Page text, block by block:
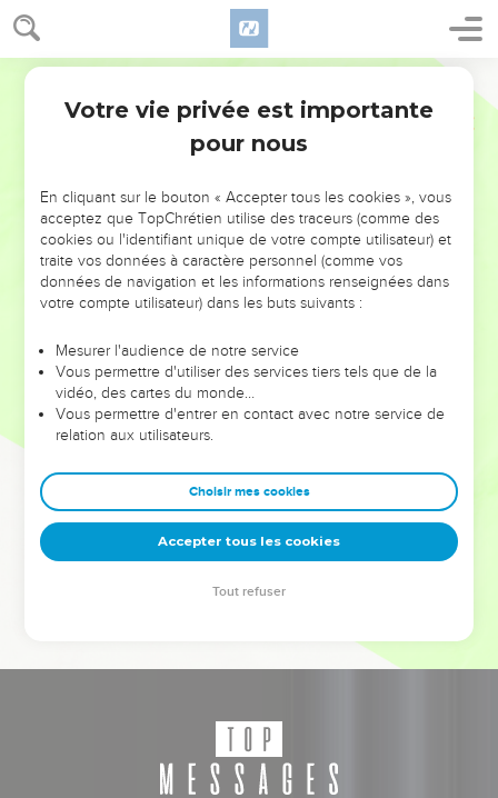
NE MANQUEZ PAS L’ÉVÉNEMENT
DE L’ANNÉE !
ET SI LEURS ERREURS POUVAIENT VOUS ÉVITER LES
VOTRES ?
leur foi ou leur vision. Mais on voit moins les doutes, les erreurs
et les saisons difficiles qu'ils ont traversés, alors même que ce
sont elles qui les ont façonnés.
Dans cette conférence, leaders, entrepreneurs, et responsables
clés pour avancer avec plus de sagesse afin que leurs erreurs
deviennent vos tremplins. Que vous guidiez un ministère, une
équipe, un groupe ou une famille, leur expérience est faite
pour vous.
Votre vie privée est importante
pour nous
En cliquant sur le bouton « Accepter tous les cookies », vous
acceptez que TopChrétien utilise des traceurs (comme des
cookies ou l'identifiant unique de votre compte utilisateur) et
traite vos données à caractère personnel (comme vos
données de navigation et les informations renseignées dans
votre compte utilisateur) dans les buts suivants :
Mesurer l'audience de notre service
Vous permettre d'utiliser des services tiers tels que de la
vidéo, des cartes du monde…
Vous permettre d'entrer en contact avec notre service de
relation aux utilisateurs.
Choisir mes cookies
Accepter tous les cookies
Tout refuser